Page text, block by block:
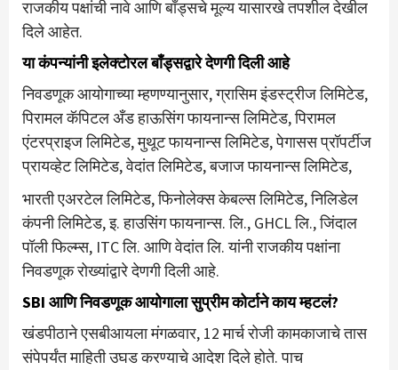
राजकीय पक्षांची नावे आणि बाँड्सचे मूल्य यासारखे तपशील देखील
दिले आहेत.
या कंपन्यांनी इलेक्टोरल बाँड्सद्वारे देणगी दिली आहे
निवडणूक आयोगाच्या म्हणण्यानुसार, ग्रासिम इंडस्ट्रीज लिमिटेड,
पिरामल कॅपिटल अँड हाऊसिंग फायनान्स लिमिटेड, पिरामल
एंटरप्राइज लिमिटेड, मुथूट फायनान्स लिमिटेड, पेगासस प्रॉपर्टीज
प्रायव्हेट लिमिटेड, वेदांत लिमिटेड, बजाज फायनान्स लिमिटेड,
भारती एअरटेल लिमिटेड, फिनोलेक्स केबल्स लिमिटेड, निलिडेल
कंपनी लिमिटेड, इ. हाउसिंग फायनान्स. लि., GHCL लि., जिंदाल
पॉली फिल्म्स, ITC लि. आणि वेदांत लि. यांनी राजकीय पक्षांना
निवडणूक रोख्यांद्वारे देणगी दिली आहे.
SBI आणि निवडणूक आयोगाला सुप्रीम कोर्टाने काय म्हटलं?
खंडपीठाने एसबीआयला मंगळवार, 12 मार्च रोजी कामकाजाचे तास
संपेपर्यंत माहिती उघड करण्याचे आदेश दिले होते. पाच